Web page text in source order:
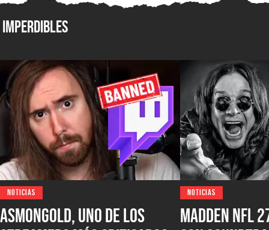
Imperdibles
NOTICIAS
Asmongold, uno de los
NOTICIAS
Madden NFL